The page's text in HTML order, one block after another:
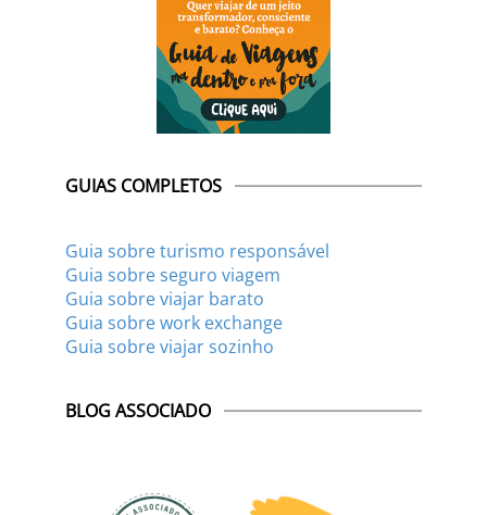
GUIAS COMPLETOS
Guia sobre turismo responsável
Guia sobre seguro viagem
Guia sobre viajar barato
Guia sobre work exchange
Guia sobre viajar sozinho
BLOG ASSOCIADO